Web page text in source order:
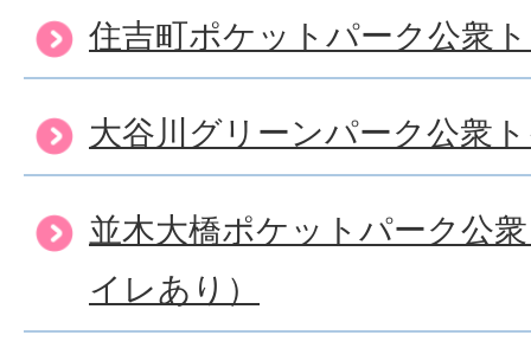
住吉町ポケットパーク公衆
大谷川グリーンパーク公衆
並木大橋ポケットパーク公
イレあり）